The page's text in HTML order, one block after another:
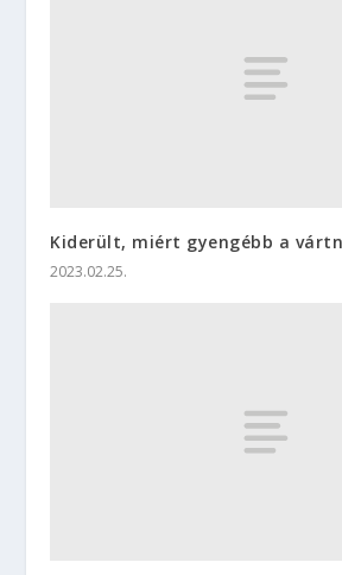
Kiderült, miért gyengébb a
2023.02.25.